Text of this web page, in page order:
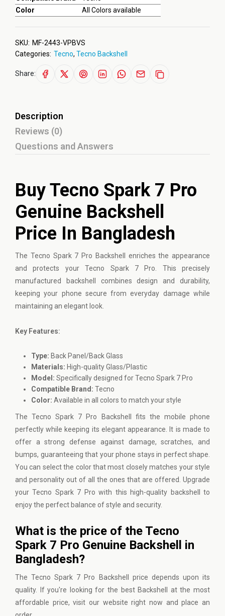
Color
All Colors available
SKU: MF-2443-VPBVS
Categories: Tecno, Tecno Backshell
Share:
Description
Reviews (0)
Questions and Answers
Buy Tecno Spark 7 Pro
Genuine Backshell
Price In Bangladesh
The Tecno Spark 7 Pro Backshell enriches the appearance
and protects your Tecno Spark 7 Pro. This precisely
manufactured backshell combines design and durability,
keeping your phone secure from everyday damage while
maintaining an elegant look.
Key Features:
Type: Back Panel/Back Glass
Materials: High-quality Glass/Plastic
Model: Specifically designed for Tecno Spark 7 Pro
Compatible Brand: Tecno
Color: Available in all colors to match your style
The Tecno Spark 7 Pro Backshell fits the mobile phone
perfectly while keeping its elegant appearance. It is made to
offer a strong defense against damage, scratches, and
bumps, guaranteeing that your phone stays in perfect shape.
You can select the color that most closely matches your style
and personality out of all the ones that are offered. Upgrade
your Tecno Spark 7 Pro with this high-quality backshell to
enjoy the perfect balance of style and security.
What is the price of the Tecno
Spark 7 Pro Genuine Backshell in
Bangladesh?
The Tecno Spark 7 Pro Backshell price depends upon its
quality. If you're looking for the best Backshell at the most
affordable price,visit our website right now and place an